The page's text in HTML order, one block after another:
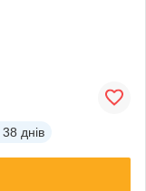
38 днів